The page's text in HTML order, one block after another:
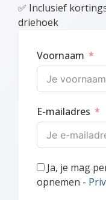
✅ Inclusief
driehoek
Voornaam
E-mailadres
Ja, je mag
opnemen -